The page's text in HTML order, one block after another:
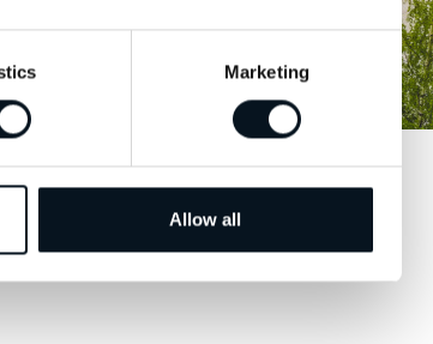
Marketing
Allow all